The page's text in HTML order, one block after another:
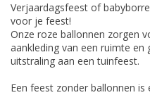
Verjaardagsfeest of
voor je feest!
Onze roze ballonnen zorgen
aankleding van een ruimte
uitstraling aan een tuinfeest.
Een feest zonder ballonnen